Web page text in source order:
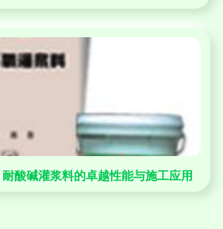
酸碱灌浆料的卓越性能与施工应用